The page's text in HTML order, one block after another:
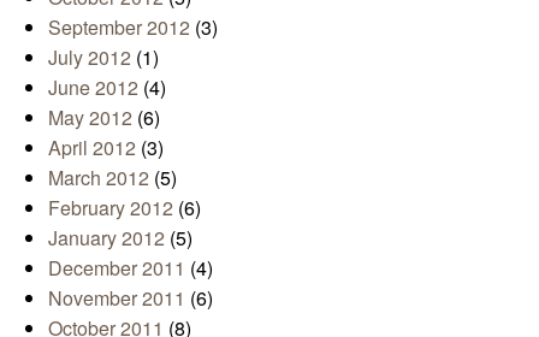
September 2012 (3)
July 2012 (1)
June 2012 (4)
May 2012 (6)
April 2012 (3)
March 2012 (5)
February 2012 (6)
January 2012 (5)
December 2011 (4)
November 2011 (6)
October 2011 (8)